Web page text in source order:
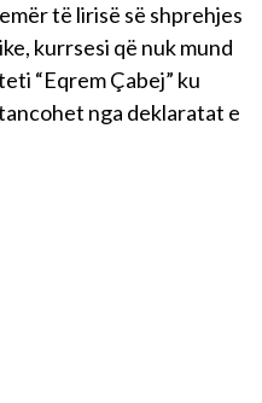
të lirisë së shprehjes
kurrsesi që nuk mund
“Eqrem Çabej” ku
nga deklaratat e